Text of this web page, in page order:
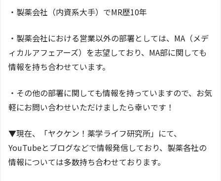
・製薬会社（内資系大手）でMR歴10年
・製薬会社における営業以外の部署としては、MA（メデ
ィカルアフェアーズ）を志望しており、MA部に関しても
情報を持ち合わせています。
・その他の部署に関しても情報を持っていますので、お気
軽にお問い合わせいただけましたら幸いです！
▼現在、「ヤクケン！薬学ライフ研究所」にて、
YouTubeとブログなどで情報発信しており、製薬各社の
情報については多数持ち合わせております。